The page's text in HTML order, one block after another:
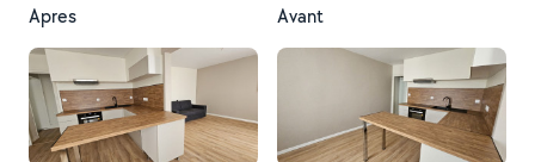
Apres Avant